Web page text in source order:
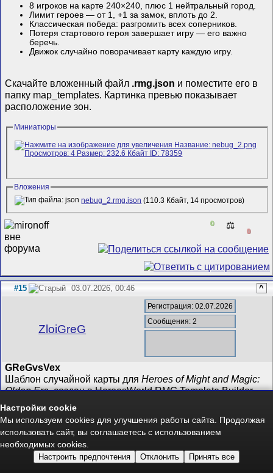
8 игроков на карте 240×240, плюс 1 нейтральный город.
Лимит героев — от 1, +1 за замок, вплоть до 2.
Классическая победа: разгромить всех соперников.
Потеря стартового героя завершает игру — его важно
беречь.
Движок случайно поворачивает карту каждую игру.
Скачайте вложенный файл .rmg.json и поместите его в
папку map_templates. Картинка превью показывает
расположение зон.
Миниатюры
Вложения
nebug_2.rmg.json (110.3 Кбайт, 14 просмотров)
0 ⚖️
0
#15 03.07.2026, 00:46 ^
ZloiGreG
Регистрация: 02.07.2026
Сообщения: 2
GReGvsVex
Шаблон случайной карты дляHeroes of Might and Magic:
Olden Era, создан в HeroesWorld RMG Template Builder
v1.2.2.
Как это будет играться:
2 игроков на карте 240×240: много простора для разведки
до крупных сражений.
Сеть / Перекрёстки (Crossroads): игроки делят несколько
Настройки cookie
Мы используем cookies для улучшения работы сайта. Продолжая
использовать сайт, вы соглашаетесь с использованием
необходимых cookies.
Настроить предпочтения Отклонить Принять все